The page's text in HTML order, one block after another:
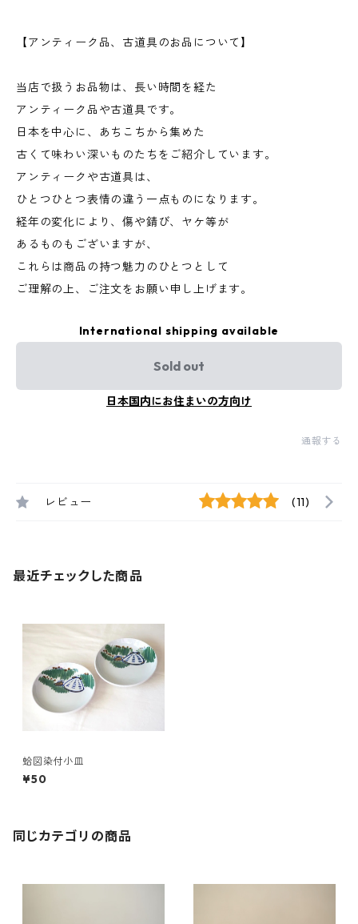
【アンティーク品、古道具のお品について】
当店で扱うお品物は、長い時間を経た
アンティーク品や古道具です。
日本を中心に、あちこちから集めた
古くて味わい深いものたちをご紹介しています。
アンティークや古道具は、
ひとつひとつ表情の違う一点ものになります。
経年の変化により、傷や錆び、ヤケ等が
あるものもございますが、
これらは商品の持つ魅力のひとつとして
ご理解の上、ご注文をお願い申し上げます。
International shipping available
Sold out
日本国内にお住まいの方向け
通報する
レビュー (11)
最近チェックした商品
蛤図染付小皿
¥50
同じカテゴリの商品